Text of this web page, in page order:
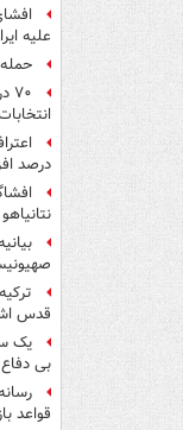
علیه
درصد
قدس
یک‌
بی
قواعد